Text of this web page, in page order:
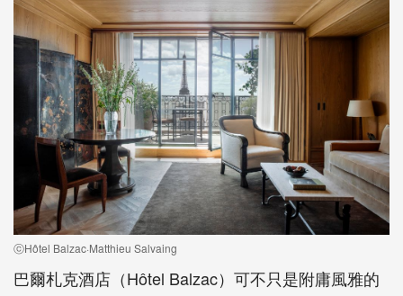
ⓒHôtel Balzac·Matthieu Salvaing
巴爾札克酒店（Hôtel Balzac）可不只是附庸風雅的